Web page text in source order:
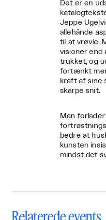
Det er en
Jeppe
allehånde
til at vrøvle.
visioner end
trukket, og
fortænkt
kraft af sine
skarpe snit.
Man
bedre at
kunsten
mindst det
Relaterede events